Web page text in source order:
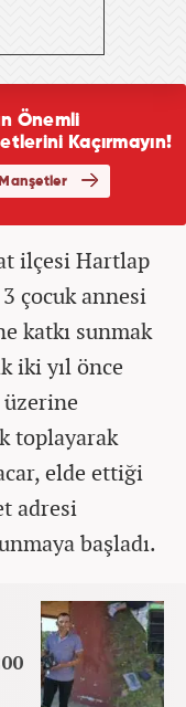
ilçesi Hartlap
çocuk annesi
katkı sunmak
iki yıl önce
toplayarak
elde ettiği
adresi
başladı.